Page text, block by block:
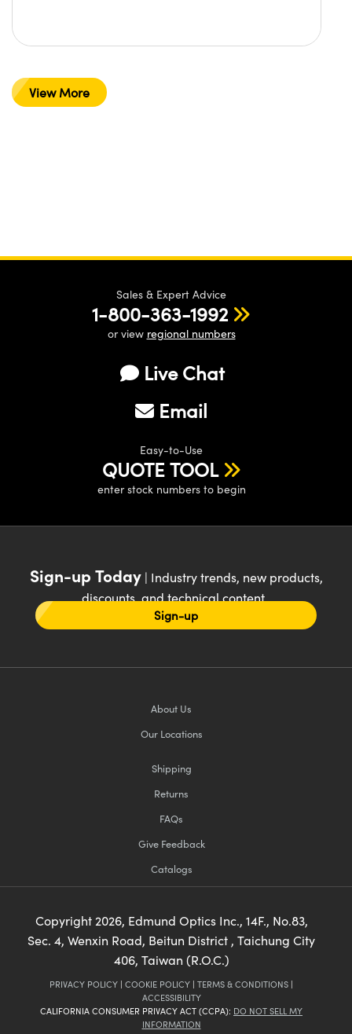
View More
Sales & Expert Advice
1-800-363-1992
or view regional numbers
Live Chat
Email
Easy-to-Use
QUOTE TOOL
enter stock numbers to begin
Sign-up Today| Industry trends, new products,
discounts, and technical content
Sign-up
About Us
Our Locations
Shipping
Returns
FAQs
Give Feedback
Catalogs
Copyright 2026, Edmund Optics Inc., 14F., No.83,
Sec. 4, Wenxin Road, Beitun District , Taichung City
406, Taiwan (R.O.C.)
PRIVACY POLICY | COOKIE POLICY | TERMS & CONDITIONS |
ACCESSIBILITY
CALIFORNIA CONSUMER PRIVACY ACT (CCPA): DO NOT SELL MY
INFORMATION